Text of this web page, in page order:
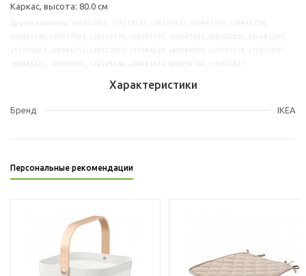
Каркас, высота: 80.0 см
Характеристики
Бренд IKEA
Персональные рекомендации